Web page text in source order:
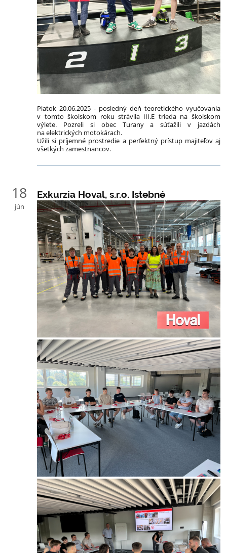
Piatok20.06.2025 - posledný deň teoretického vyučovania
v tomto školskom roku strávila III.E trieda na školskom
výlete. Pozreli si obec Turany a súťažili v jazdách
na elektrických motokárach.
Užili si príjemné prostredie a perfektný prístup majiteľov aj
všetkých zamestnancov.
18
jún
Exkurzia Hoval, s.r.o. Istebné